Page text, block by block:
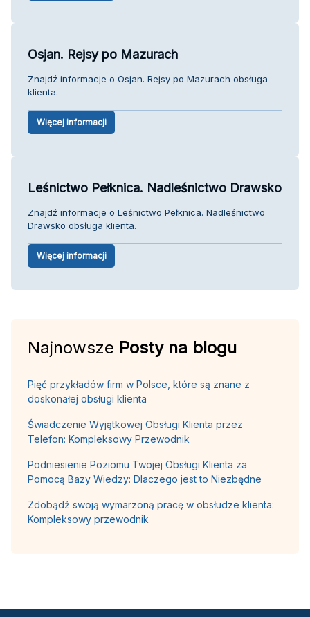
Osjan. Rejsy po Mazurach
Znajdź informacje o Osjan. Rejsy po Mazurach obsługa
klienta.
Więcej informacji
Leśnictwo Pełknica. Nadleśnictwo Drawsko
Znajdź informacje o Leśnictwo Pełknica. Nadleśnictwo
Drawsko obsługa klienta.
Więcej informacji
Najnowsze Posty na blogu
Pięć przykładów firm w Polsce, które są znane z
doskonałej obsługi klienta
Świadczenie Wyjątkowej Obsługi Klienta przez
Telefon: Kompleksowy Przewodnik
Podniesienie Poziomu Twojej Obsługi Klienta za
Pomocą Bazy Wiedzy: Dlaczego jest to Niezbędne
Zdobądź swoją wymarzoną pracę w obsłudze klienta:
Kompleksowy przewodnik